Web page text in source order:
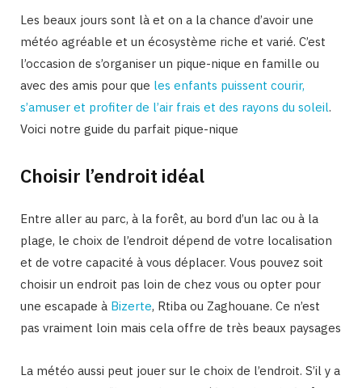
Les beaux jours sont là et on a la chance d’avoir une
météo agréable et un écosystème riche et varié. C’est
l’occasion de s’organiser un pique-nique en famille ou
avec des amis pour que les enfants puissent courir,
s’amuser et profiter de l’air frais et des rayons du soleil.
Voici notre guide du parfait pique-nique
Choisir l’endroit idéal
Entre aller au parc, à la forêt, au bord d’un lac ou à la
plage, le choix de l’endroit dépend de votre localisation
et de votre capacité à vous déplacer. Vous pouvez soit
choisir un endroit pas loin de chez vous ou opter pour
une escapade à Bizerte, Rtiba ou Zaghouane. Ce n’est
pas vraiment loin mais cela offre de très beaux paysages
La météo aussi peut jouer sur le choix de l’endroit. S’il y a